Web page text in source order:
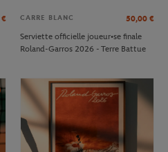
€
CARRE BLANC 50,00 €
Serviette officielle joueur•se finale
Roland-Garros 2026 - Terre Battue